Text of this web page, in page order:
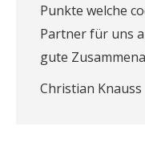
Punkte welche
Partner für uns
gute
Christian Knauss